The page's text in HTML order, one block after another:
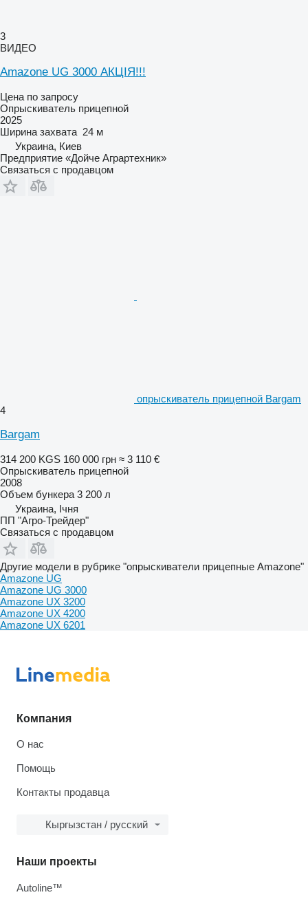
3
ВИДЕО
Amazone UG 3000 АКЦІЯ!!!
Цена по запросу
Опрыскиватель прицепной
2025
Ширина захвата 24 м
Украина, Киев
Предприятие «Дойче Аграртехник»
Связаться с продавцом
опрыскиватель прицепной Bargam
4
Bargam
314 200 KGS 160 000 грн ≈ 3 110 €
Опрыскиватель прицепной
2008
Объем бункера 3 200 л
Украина, Ічня
ПП "Агро-Трейдер"
Связаться с продавцом
Другие модели в рубрике "опрыскиватели прицепные Amazone"
Amazone UG
Amazone UG 3000
Amazone UX 3200
Amazone UX 4200
Amazone UX 6201
Компания
О нас
Помощь
Контакты продавца
Кыргызстан / русский
Наши проекты
Autoline™